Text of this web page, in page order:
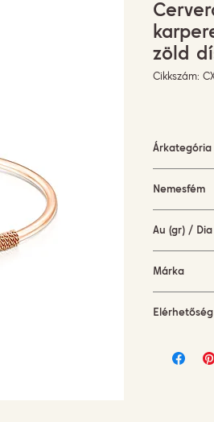
zöld
Cikkszám:
Árkategória
Nemesfém
Au (gr) /
Márka
Elérhetőség